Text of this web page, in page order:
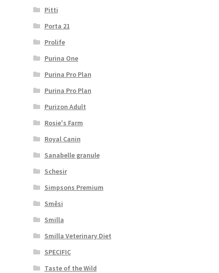
Pitti
Porta 21
Prolife
Purina One
Purina Pro Plan
Purina Pro Plan
Purizon Adult
Rosie's Farm
Royal Canin
Sanabelle granule
Schesir
Simpsons Premium
Směsi
Smilla
Smilla Veterinary Diet
SPECIFIC
Taste of the Wild